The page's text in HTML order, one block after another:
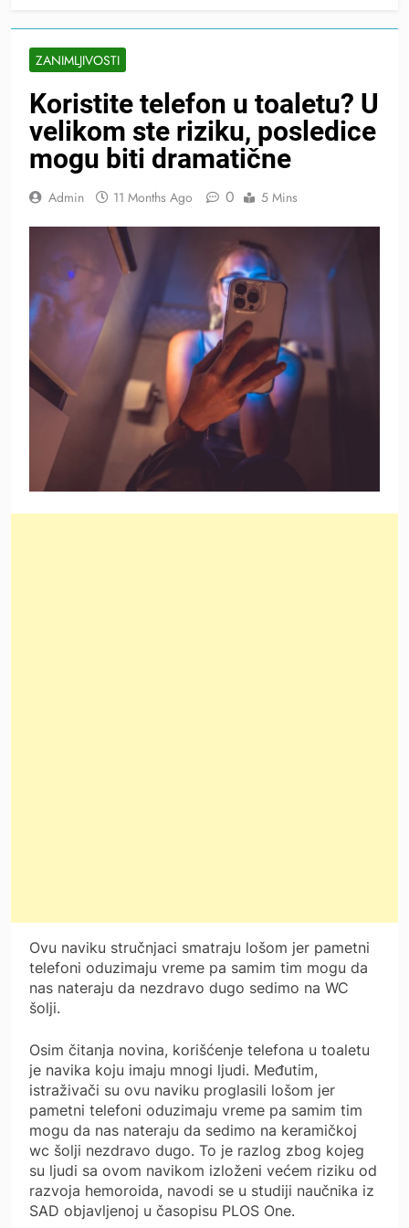
ZANIMLJIVOSTI
Koristite telefon u toaletu? U
velikom ste riziku, posledice
mogu biti dramatične
Admin 11 Months Ago 0 5 Mins
Ovu naviku stručnjaci smatraju lošom jer pametni
telefoni oduzimaju vreme pa samim tim mogu da
nas nateraju da nezdravo dugo sedimo na WC
šolji.
Osim čitanja novina, korišćenje telefona u toaletu
je navika koju imaju mnogi ljudi. Međutim,
istraživači su ovu naviku proglasili lošom jer
pametni telefoni oduzimaju vreme pa samim tim
mogu da nas nateraju da sedimo na keramičkoj
wc šolji nezdravo dugo. To je razlog zbog kojeg
su ljudi sa ovom navikom izloženi većem riziku od
razvoja hemoroida, navodi se u studiji naučnika iz
SAD objavljenoj u časopisu PLOS One.